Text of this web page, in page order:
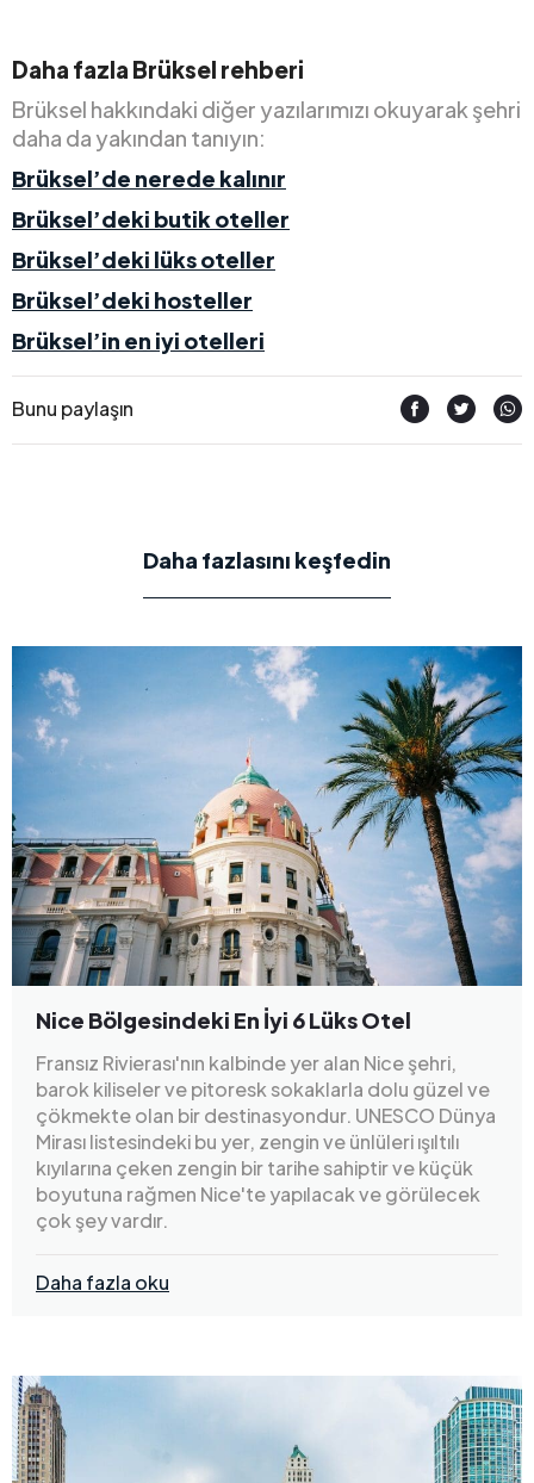
Daha fazla Brüksel rehberi
Brüksel hakkındaki diğer yazılarımızı okuyarak şehri
daha da yakından tanıyın:
Brüksel’de nerede kalınır
Brüksel’deki butik oteller
Brüksel’deki lüks oteller
Brüksel’deki hosteller
Brüksel’in en iyi otelleri
Bunu paylaşın
Daha fazlasını keşfedin
Nice Bölgesindeki En İyi 6 Lüks Otel
Fransız Rivierası'nın kalbinde yer alan Nice şehri,
barok kiliseler ve pitoresk sokaklarla dolu güzel ve
çökmekte olan bir destinasyondur. UNESCO Dünya
Mirası listesindeki bu yer, zengin ve ünlüleri ışıltılı
kıyılarına çeken zengin bir tarihe sahiptir ve küçük
boyutuna rağmen Nice'te yapılacak ve görülecek
çok şey vardır.
Daha fazla oku